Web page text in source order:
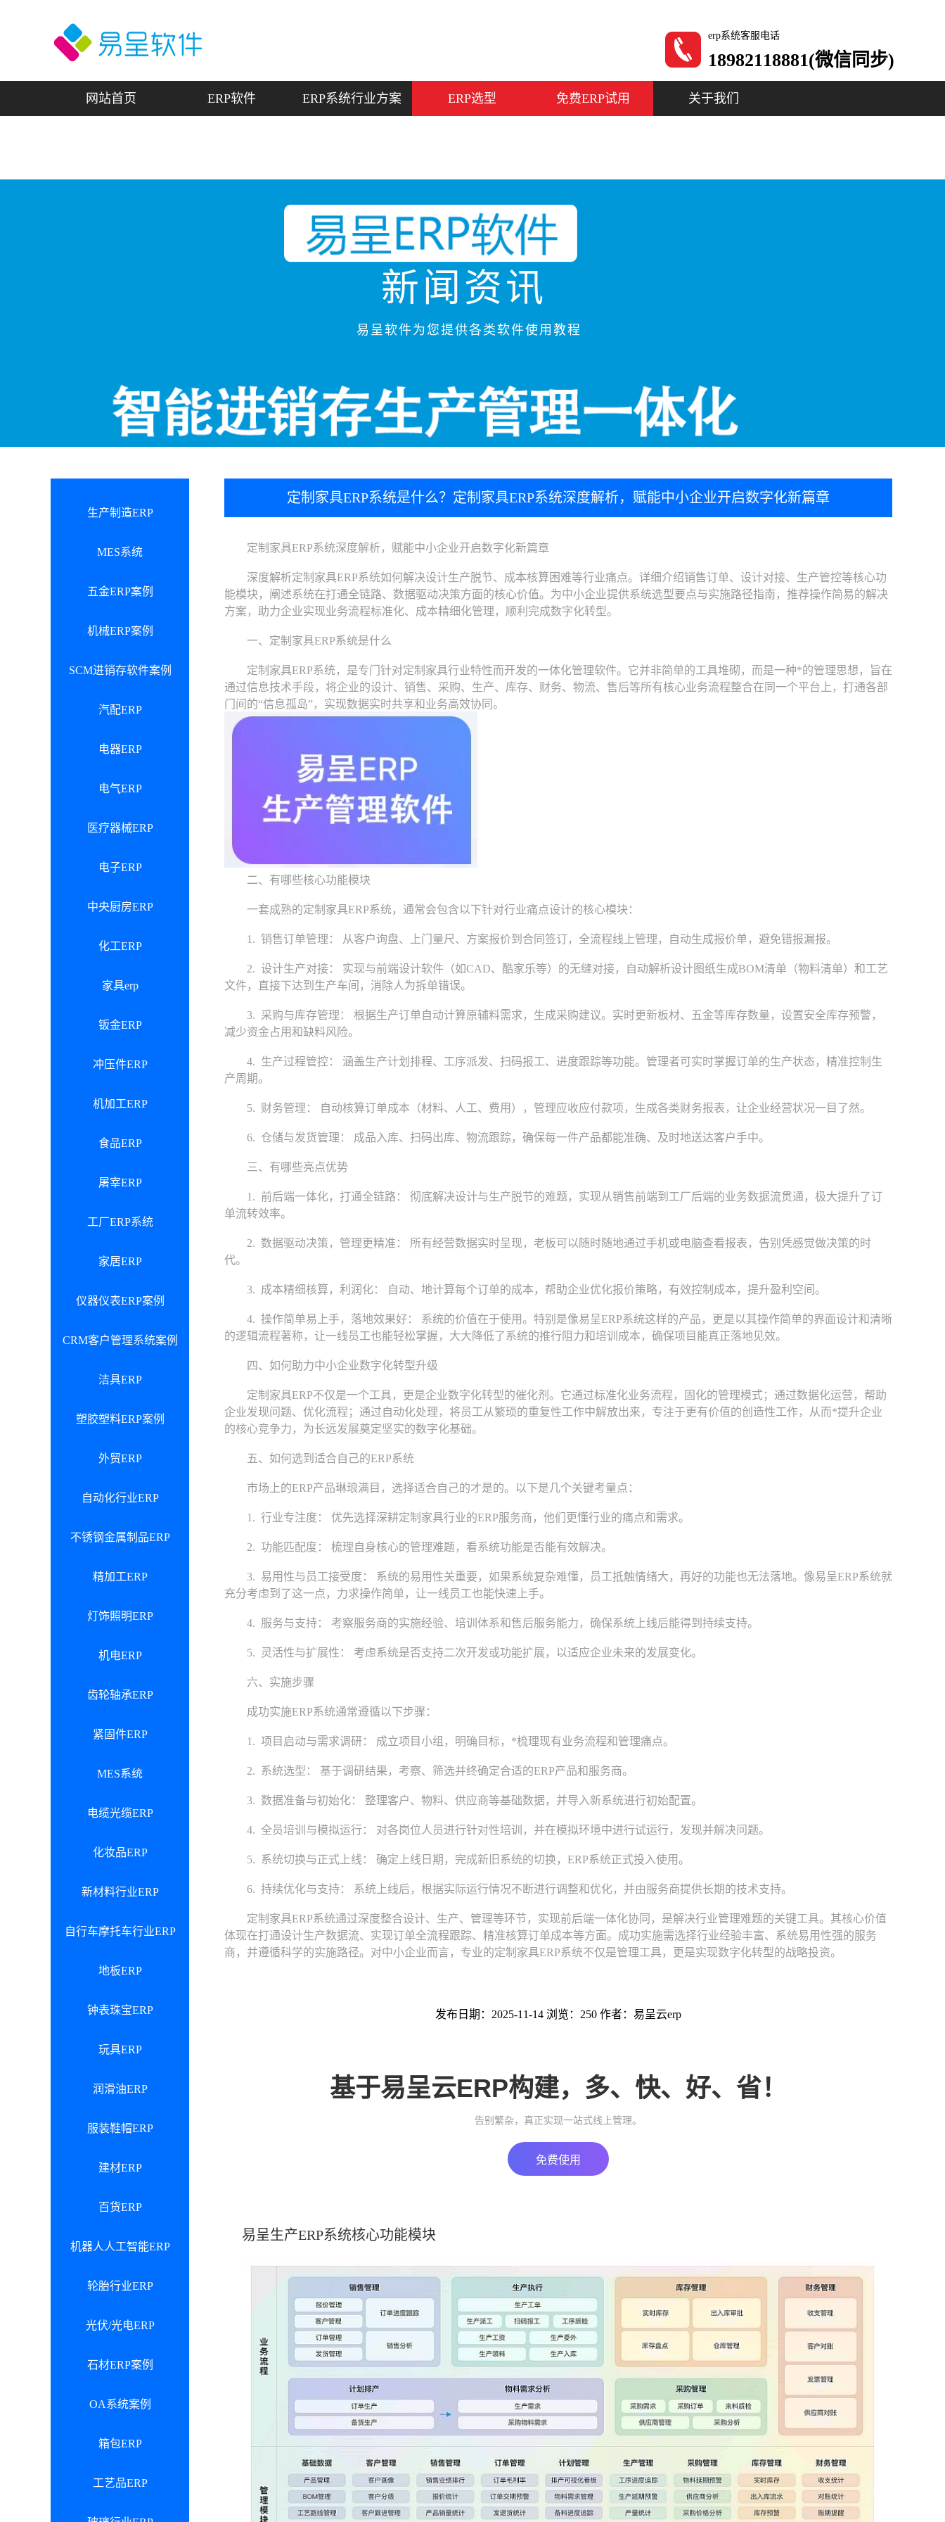
erp系统客服电话
18982118881(微信同步)
网站首页 ERP软件 ERP系统行业方案 ERP选型 免费ERP试用 关于我们
新闻资讯
易呈软件为您提供各类软件使用教程
生产制造ERP
MES系统
五金ERP案例
机械ERP案例
SCM进销存软件案例
汽配ERP
电器ERP
电气ERP
医疗器械ERP
电子ERP
中央厨房ERP
化工ERP
家具erp
钣金ERP
冲压件ERP
机加工ERP
食品ERP
屠宰ERP
工厂ERP系统
家居ERP
仪器仪表ERP案例
CRM客户管理系统案例
洁具ERP
塑胶塑料ERP案例
外贸ERP
自动化行业ERP
不锈钢金属制品ERP
精加工ERP
灯饰照明ERP
机电ERP
齿轮轴承ERP
紧固件ERP
MES系统
电缆光缆ERP
化妆品ERP
新材料行业ERP
自行车摩托车行业ERP
地板ERP
钟表珠宝ERP
玩具ERP
润滑油ERP
服装鞋帽ERP
建材ERP
百货ERP
机器人人工智能ERP
轮胎行业ERP
光伏/光电ERP
石材ERP案例
OA系统案例
箱包ERP
工艺品ERP
定制家具ERP系统是什么？定制家具ERP系统深度解析，赋能中小企业开启数字化新篇章
定制家具ERP系统深度解析，赋能中小企业开启数字化新篇章
深度解析定制家具ERP系统如何解决设计生产脱节、成本核算困难等行业痛点。详细介绍销售订单、设计对接、生产管控等核心功
能模块，阐述系统在打通全链路、数据驱动决策方面的核心价值。为中小企业提供系统选型要点与实施路径指南，推荐操作简易的解决
方案，助力企业实现业务流程标准化、成本精细化管理，顺利完成数字化转型。
一、定制家具ERP系统是什么
定制家具ERP系统，是专门针对定制家具行业特性而开发的一体化管理软件。它并非简单的工具堆砌，而是一种*的管理思想，旨在
通过信息技术手段，将企业的设计、销售、采购、生产、库存、财务、物流、售后等所有核心业务流程整合在同一个平台上，打通各部
门间的“信息孤岛”，实现数据实时共享和业务高效协同。
二、有哪些核心功能模块
一套成熟的定制家具ERP系统，通常会包含以下针对行业痛点设计的核心模块：
1. 销售订单管理： 从客户询盘、上门量尺、方案报价到合同签订，全流程线上管理，自动生成报价单，避免错报漏报。
2. 设计生产对接： 实现与前端设计软件（如CAD、酷家乐等）的无缝对接，自动解析设计图纸生成BOM清单（物料清单）和工艺
文件，直接下达到生产车间，消除人为拆单错误。
3. 采购与库存管理： 根据生产订单自动计算原辅料需求，生成采购建议。实时更新板材、五金等库存数量，设置安全库存预警，
减少资金占用和缺料风险。
4. 生产过程管控： 涵盖生产计划排程、工序派发、扫码报工、进度跟踪等功能。管理者可实时掌握订单的生产状态，精准控制生
产周期。
5. 财务管理： 自动核算订单成本（材料、人工、费用），管理应收应付款项，生成各类财务报表，让企业经营状况一目了然。
6. 仓储与发货管理： 成品入库、扫码出库、物流跟踪，确保每一件产品都能准确、及时地送达客户手中。
三、有哪些亮点优势
1. 前后端一体化，打通全链路： 彻底解决设计与生产脱节的难题，实现从销售前端到工厂后端的业务数据流贯通，极大提升了订
单流转效率。
2. 数据驱动决策，管理更精准： 所有经营数据实时呈现，老板可以随时随地通过手机或电脑查看报表，告别凭感觉做决策的时
代。
3. 成本精细核算，利润化： 自动、地计算每个订单的成本，帮助企业优化报价策略，有效控制成本，提升盈利空间。
4. 操作简单易上手，落地效果好： 系统的价值在于使用。特别是像易呈ERP系统这样的产品，更是以其操作简单的界面设计和清晰
的逻辑流程著称，让一线员工也能轻松掌握，大大降低了系统的推行阻力和培训成本，确保项目能真正落地见效。
四、如何助力中小企业数字化转型升级
定制家具ERP不仅是一个工具，更是企业数字化转型的催化剂。它通过标准化业务流程，固化的管理模式；通过数据化运营，帮助
企业发现问题、优化流程；通过自动化处理，将员工从繁琐的重复性工作中解放出来，专注于更有价值的创造性工作，从而*提升企业
的核心竞争力，为长远发展奠定坚实的数字化基础。
五、如何选到适合自己的ERP系统
市场上的ERP产品琳琅满目，选择适合自己的才是的。以下是几个关键考量点：
1. 行业专注度： 优先选择深耕定制家具行业的ERP服务商，他们更懂行业的痛点和需求。
2. 功能匹配度： 梳理自身核心的管理难题，看系统功能是否能有效解决。
3. 易用性与员工接受度： 系统的易用性关重要，如果系统复杂难懂，员工抵触情绪大，再好的功能也无法落地。像易呈ERP系统就
充分考虑到了这一点，力求操作简单，让一线员工也能快速上手。
4. 服务与支持： 考察服务商的实施经验、培训体系和售后服务能力，确保系统上线后能得到持续支持。
5. 灵活性与扩展性： 考虑系统是否支持二次开发或功能扩展，以适应企业未来的发展变化。
六、实施步骤
成功实施ERP系统通常遵循以下步骤：
1. 项目启动与需求调研： 成立项目小组，明确目标，*梳理现有业务流程和管理痛点。
2. 系统选型： 基于调研结果，考察、筛选并终确定合适的ERP产品和服务商。
3. 数据准备与初始化： 整理客户、物料、供应商等基础数据，并导入新系统进行初始配置。
4. 全员培训与模拟运行： 对各岗位人员进行针对性培训，并在模拟环境中进行试运行，发现并解决问题。
5. 系统切换与正式上线： 确定上线日期，完成新旧系统的切换，ERP系统正式投入使用。
6. 持续优化与支持： 系统上线后，根据实际运行情况不断进行调整和优化，并由服务商提供长期的技术支持。
定制家具ERP系统通过深度整合设计、生产、管理等环节，实现前后端一体化协同，是解决行业管理难题的关键工具。其核心价值
体现在打通设计生产数据流、实现订单全流程跟踪、精准核算订单成本等方面。成功实施需选择行业经验丰富、系统易用性强的服务
商，并遵循科学的实施路径。对中小企业而言，专业的定制家具ERP系统不仅是管理工具，更是实现数字化转型的战略投资。
发布日期：2025-11-14 浏览：250 作者：易呈云erp
基于易呈云ERP构建，多、快、好、省！
告别繁杂，真正实现一站式线上管理。
免费使用
易呈生产ERP系统核心功能模块